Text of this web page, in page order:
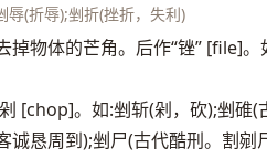
辱(折辱);剉折(挫折，失利)
掉物体的芒角。后作“锉” [file]
[chop]。如:剉斩(剁，砍);剉碓
诚恳周到);剉尸(古代酷刑。割剜